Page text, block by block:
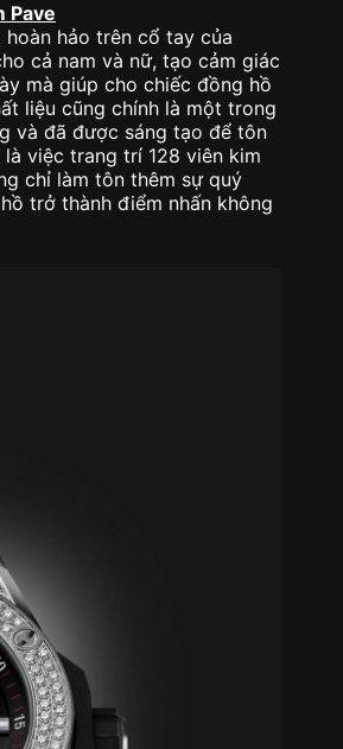
Pave
hảo trên cổ tay của
cả nam và nữ, tạo cảm giác
mà giúp cho chiếc đồng hồ
liệu cũng chính là một trong
và đã được sáng tạo để tôn
việc trang trí 128 viên kim
chỉ làm tôn thêm sự quý
trở thành điểm nhấn không